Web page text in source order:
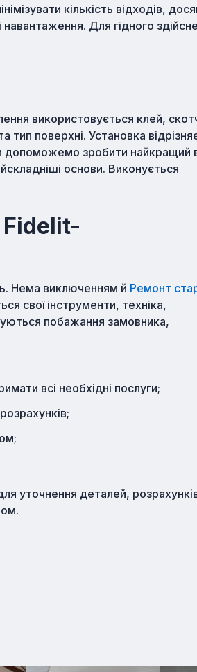
кількість відходів,
Для гідного
використовується клей,
поверхні. Установка
допоможемо зробити найкращий
основи. Виконується
Fidelit-
Нема виключенням й Ремонт
свої інструменти, техніка,
побажання замовника,
всі необхідні послуги;
уточнення деталей,